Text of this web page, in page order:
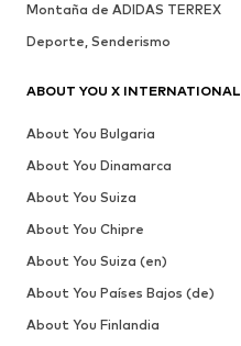
Montaña de ADIDAS TERREX
Deporte, Senderismo
ABOUT YOU X INTERNATIONAL
About You Bulgaria
About You Dinamarca
About You Suiza
About You Chipre
About You Suiza (en)
About You Países Bajos (de)
About You Finlandia